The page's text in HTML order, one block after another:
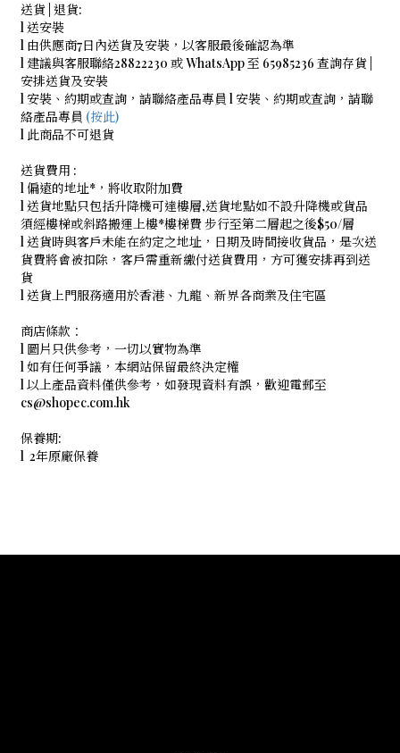
送貨 | 退貨:
l 送安裝
l 由供應商7日內送貨及安裝，以客服最後確認為準
l 建議與客服聯絡28822230 或 WhatsApp 至 65985236 查詢存貨 |
安排送貨及安裝
l 安裝、約期或查詢，請聯絡產品專員 l 安裝、約期或查詢，請聯
絡產品專員 (按此)
l 此商品不可退貨
送貨費用 :
l 偏遠的地址*，將收取附加費
l 送貨地點只包括升降機可達樓層,送貨地點如不設升降機或貨品
須經樓梯或斜路搬運上樓*樓梯費 步行至第二層起之後$50/層
l 送貨時與客戶未能在約定之地址，日期及時間接收貨品，是次送
貨費將會被扣除，客戶需重新繳付送貨費用，方可獲安排再到送
貨
l 送貨上門服務適用於香港、九龍、新界各商業及住宅區
商店條款：
l 圖片只供參考，一切以實物為準
l 如有任何爭議，本網站保留最終決定權
l 以上產品資料僅供參考，如發現資料有誤，歡迎電郵至
cs@shopec.com.hk
保養期:
l 2年原廠保養